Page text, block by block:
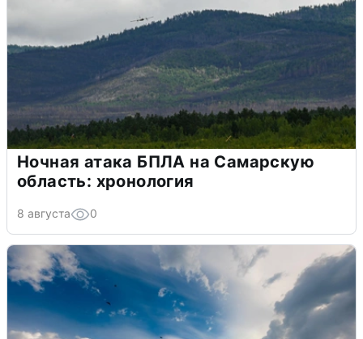
Ночная атака БПЛА на Самарскую
область: хронология
8 августа 0